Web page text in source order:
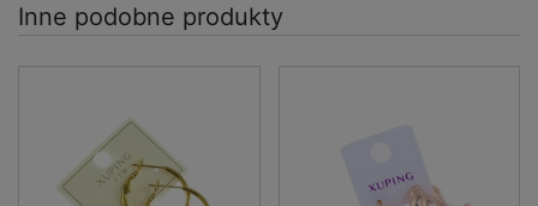
Inne podobne produkty